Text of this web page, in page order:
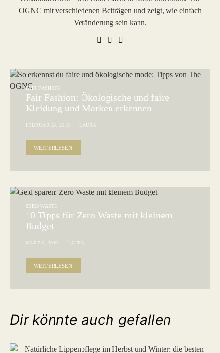
OGNC mit verschiedenen Beiträgen und zeigt, wie einfach
Veränderung sein kann.
FAIR FASHION
Fair Fashion: Ökologische und faire
Kleidung und Marken erkennen
FEBRUAR 26, 2019 LAURA
WEITERLESEN
ZERO WASTE
10 Tipps für Zero Waste mit kleinem
Budget
MÄRZ 6, 2019 LAURA
WEITERLESEN
Dir könnte auch gefallen